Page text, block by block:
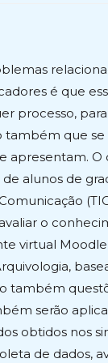
é que
processo,
que
apresentam.
alunos de
o
virtual
também
serão
obtidos nos
de dados,